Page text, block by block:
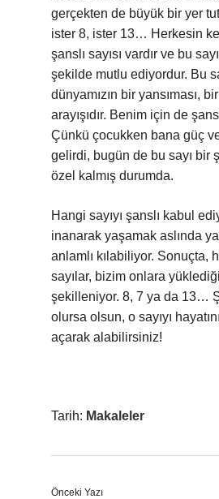
gerçekten de büyük bir yer
ister 8, ister 13… Herkesin
şanslı sayısı vardır ve bu
şekilde mutlu ediyordur. Bu
dünyamızın bir yansıması,
arayışıdır. Benim için de
Çünkü çocukken bana güç
gelirdi, bugün de bu sayı bir
özel kalmış durumda.
Hangi sayıyı şanslı kabul
inanarak yaşamak aslında
anlamlı kılabiliyor. Sonuçta,
sayılar, bizim onlara
şekilleniyor. 8, 7 ya da 13…
olursa olsun, o sayıyı
açarak alabilirsiniz!
Tarih: Makaleler
Önceki Yazı